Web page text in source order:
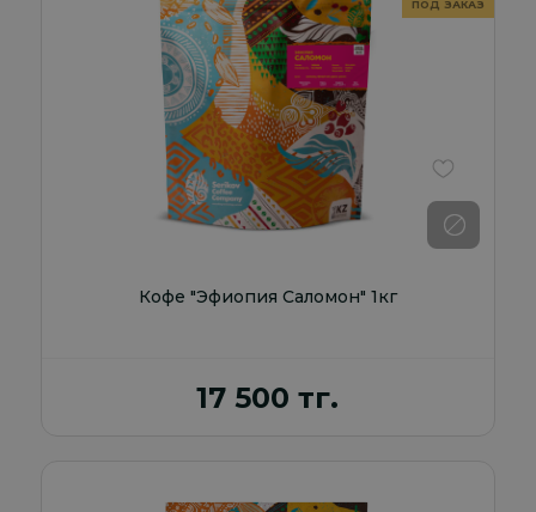
Кофе "Эфиопия Саломон" 1кг
17 500 тг.
В